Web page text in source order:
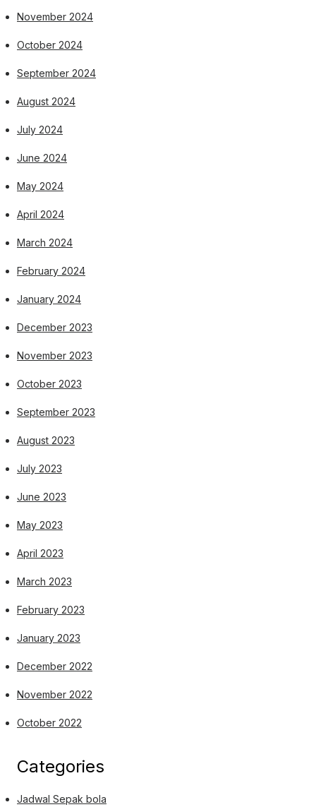
November 2024
October 2024
September 2024
August 2024
July 2024
June 2024
May 2024
April 2024
March 2024
February 2024
January 2024
December 2023
November 2023
October 2023
September 2023
August 2023
July 2023
June 2023
May 2023
April 2023
March 2023
February 2023
January 2023
December 2022
November 2022
October 2022
Categories
Jadwal Sepak bola